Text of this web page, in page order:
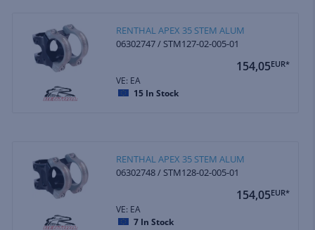
RENTHAL APEX 35 STEM ALUM
06302747 / STM127-02-005-01
154,05EUR*
VE: EA
15 In Stock
RENTHAL APEX 35 STEM ALUM
06302748 / STM128-02-005-01
154,05EUR*
VE: EA
7 In Stock